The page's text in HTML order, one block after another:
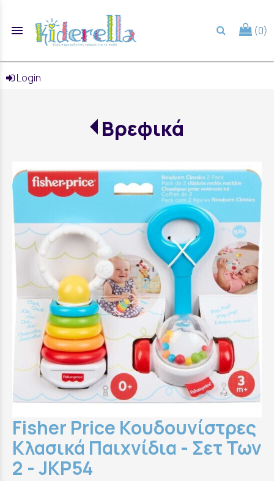
menu (0)
Login
Βρεφικά
Fisher Price Κουδουνίστρες
Κλασικά Παιχνίδια - Σετ Των
2 - JKP54